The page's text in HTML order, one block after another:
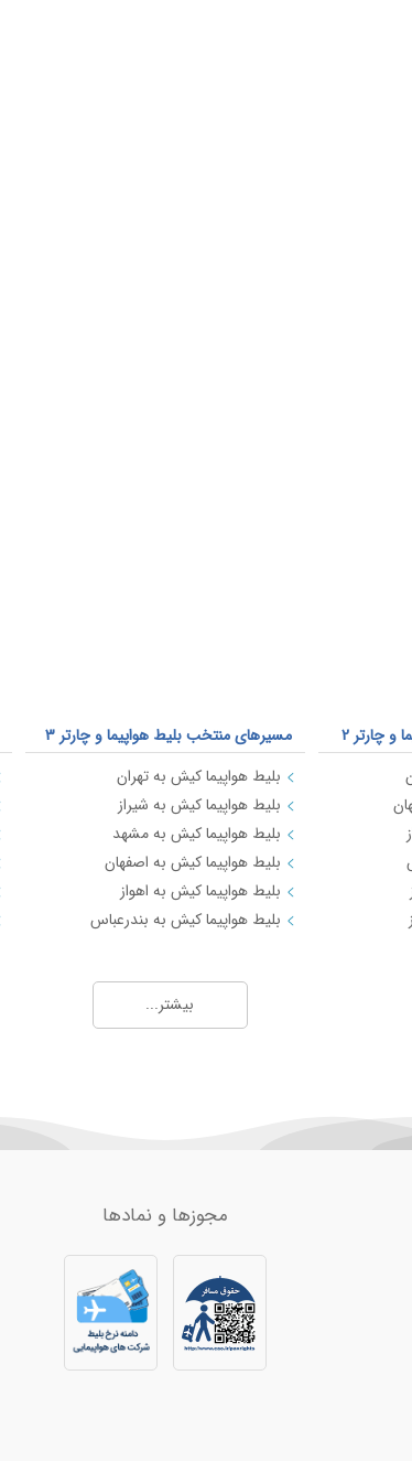
و چارتر 2
مسیرهای منتخب بلیط هواپیما و چارتر 3
بلیط هواپیما کیش به تهران
بلیط هواپیما کیش به شیراز
بلیط هواپیما کیش به مشهد
بلیط هواپیما کیش به اصفهان
بلیط هواپیما کیش به اهواز
بلیط هواپیما کیش به بندرعباس
بیشتر...
مجوزها و نمادها